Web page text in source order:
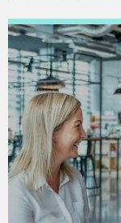
LEES DIT